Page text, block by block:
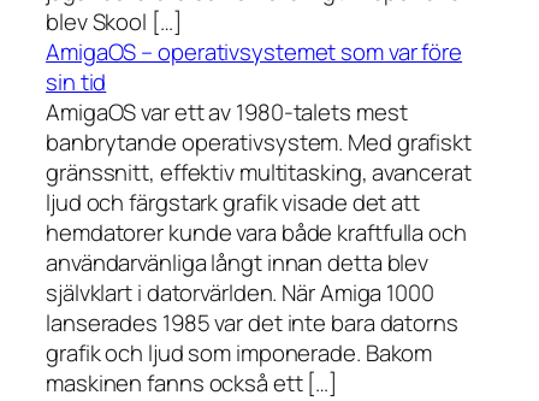
blev Skool […]
AmigaOS – operativsystemet som var före
sin tid
AmigaOS var ett av 1980-talets mest
banbrytande operativsystem. Med grafiskt
gränssnitt, effektiv multitasking, avancerat
ljud och färgstark grafik visade det att
hemdatorer kunde vara både kraftfulla och
användarvänliga långt innan detta blev
självklart i datorvärlden. När Amiga 1000
lanserades 1985 var det inte bara datorns
grafik och ljud som imponerade. Bakom
maskinen fanns också ett […]